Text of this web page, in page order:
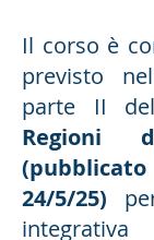
Il corso è
previsto
parte II
Regioni
24/5/25)